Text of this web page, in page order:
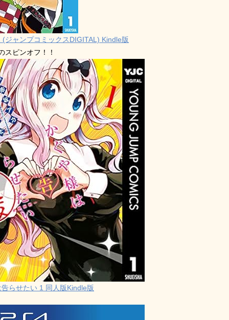
(ジャンプコミックスDIGITAL) Kindle版
スピンオフ！！
らせたい 1 同人版Kindle版